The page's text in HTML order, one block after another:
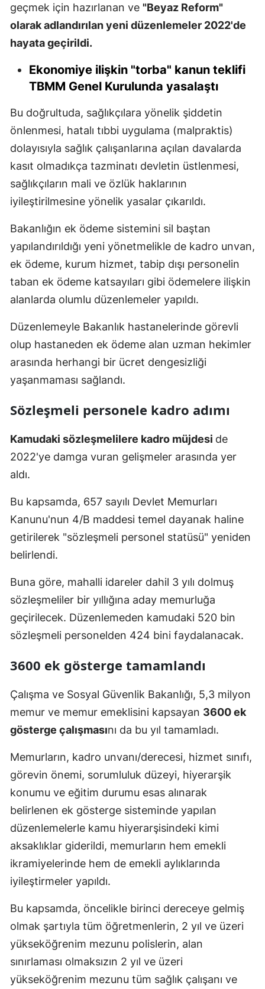
Gaziantep
Giresun
Gümüşhane
Hakkari
Hatay
Isparta
İstanbul
İzmir
Kars
Kastamonu
Kayseri
Kırklareli
Kütahya
Manisa
Kahramanmaraş
Muş
Nevşehir
Ordu
Rize
Sakarya
Siirt
Sinop
Sivas
Tekirdağ
Tokat
Tunceli
Şanlıurfa
Uşak
Van
geçmek için hazırlanan ve "Beyaz Reform"
olarak adlandırılan yeni düzenlemeler 2022'de
hayata geçirildi.
Ekonomiye ilişkin "torba" kanun teklifi
TBMM Genel Kurulunda yasalaştı
Bu doğrultuda, sağlıkçılara yönelik şiddetin
önlenmesi, hatalı tıbbi uygulama (malpraktis)
dolayısıyla sağlık çalışanlarına açılan davalarda
kasıt olmadıkça tazminatı devletin üstlenmesi,
sağlıkçıların mali ve özlük haklarının
iyileştirilmesine yönelik yasalar çıkarıldı.
Bakanlığın ek ödeme sistemini sil baştan
yapılandırıldığı yeni yönetmelikle de kadro unvan,
ek ödeme, kurum hizmet, tabip dışı personelin
taban ek ödeme katsayıları gibi ödemelere ilişkin
alanlarda olumlu düzenlemeler yapıldı.
Düzenlemeyle Bakanlık hastanelerinde görevli
olup hastaneden ek ödeme alan uzman hekimler
arasında herhangi bir ücret dengesizliği
yaşanmaması sağlandı.
Sözleşmeli personele kadro adımı
Kamudaki sözleşmelilere kadro müjdesi de
2022'ye damga vuran gelişmeler arasında yer
aldı.
Bu kapsamda, 657 sayılı Devlet Memurları
Kanunu'nun 4/B maddesi temel dayanak haline
getirilerek "sözleşmeli personel statüsü" yeniden
belirlendi.
Buna göre, mahalli idareler dahil 3 yılı dolmuş
sözleşmeliler bir yıllığına aday memurluğa
geçirilecek. Düzenlemeden kamudaki 520 bin
sözleşmeli personelden 424 bini faydalanacak.
3600 ek gösterge tamamlandı
Çalışma ve Sosyal Güvenlik Bakanlığı, 5,3 milyon
memur ve memur emeklisini kapsayan 3600 ek
gösterge çalışmasını da bu yıl tamamladı.
Memurların, kadro unvanı/derecesi, hizmet sınıfı,
görevin önemi, sorumluluk düzeyi, hiyerarşik
konumu ve eğitim durumu esas alınarak
belirlenen ek gösterge sisteminde yapılan
düzenlemelerle kamu hiyerarşisindeki kimi
aksaklıklar giderildi, memurların hem emekli
ikramiyelerinde hem de emekli aylıklarında
iyileştirmeler yapıldı.
Bu kapsamda, öncelikle birinci dereceye gelmiş
olmak şartıyla tüm öğretmenlerin, 2 yıl ve üzeri
yükseköğrenim mezunu polislerin, alan
sınırlaması olmaksızın 2 yıl ve üzeri
yükseköğrenim mezunu tüm sağlık çalışanı ve